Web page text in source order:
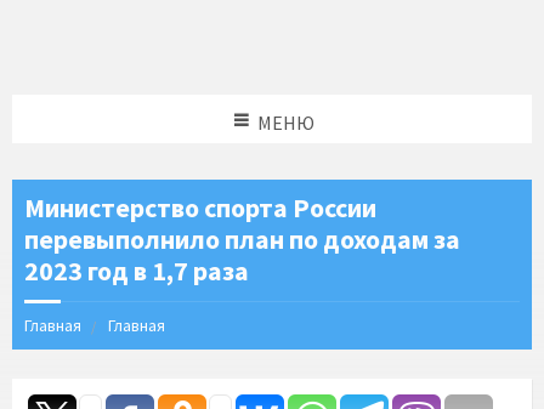
МЕНЮ
Министерство спорта России
перевыполнило план по доходам за
2023 год в 1,7 раза
Главная Главная